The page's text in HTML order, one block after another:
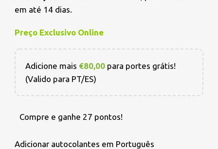
em até 14 dias.
Preço Exclusivo Online
Adicione mais €80,00 para portes grátis!
(Valido para PT/ES)
Compre e ganhe 27 pontos!
Adicionar autocolantes em Português